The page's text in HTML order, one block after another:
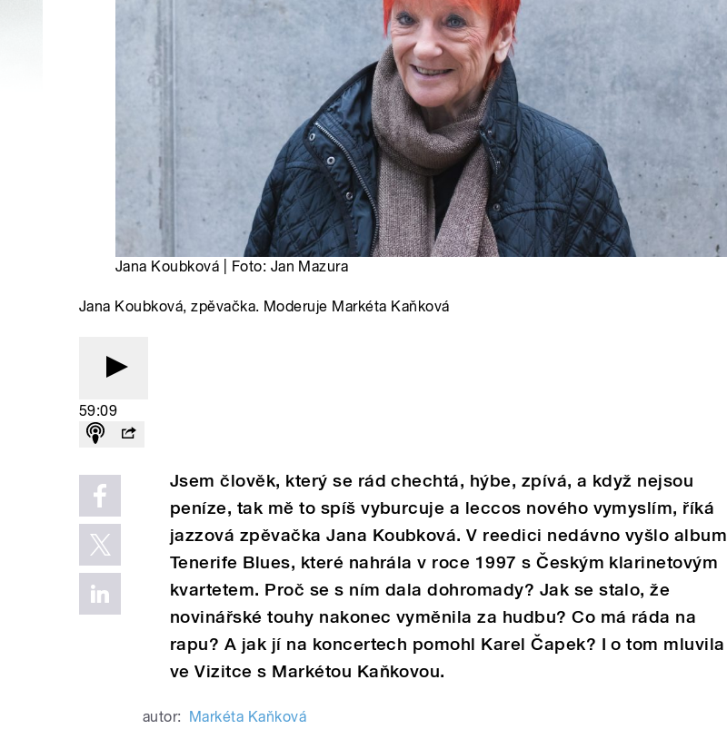
Jana Koubková | Foto: Jan Mazura
Jana Koubková, zpěvačka. Moderuje Markéta Kaňková
59:09
Jsem člověk, který se rád chechtá, hýbe, zpívá, a když nejsou
peníze, tak mě to spíš vyburcuje a leccos nového vymyslím, říká
jazzová zpěvačka Jana Koubková. V reedici nedávno vyšlo album
Tenerife Blues, které nahrála v roce 1997 s Českým klarinetovým
kvartetem. Proč se s ním dala dohromady? Jak se stalo, že
novinářské touhy nakonec vyměnila za hudbu? Co má ráda na
rapu? A jak jí na koncertech pomohl Karel Čapek? I o tom mluvila
ve Vizitce s Markétou Kaňkovou.
autor: Markéta Kaňková